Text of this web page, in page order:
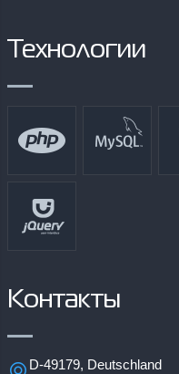
Технологии
Контакты
D-49179, Deutschland